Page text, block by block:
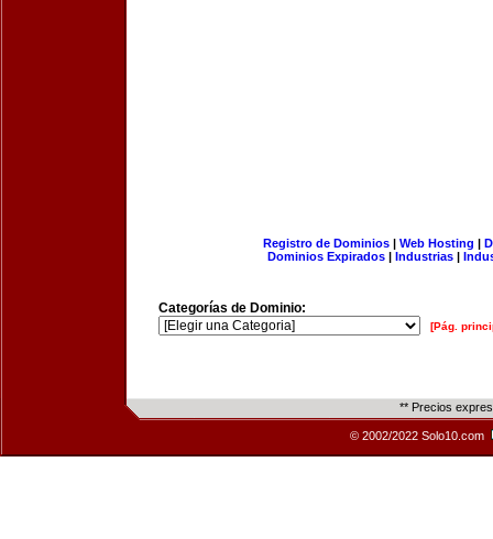
Registro de Dominios| Web Hosting |
Dominios Expirados | Industrias |
Categorías de Dominio:
[Pág.
** Precios
© 2002/2022 Solo10.com